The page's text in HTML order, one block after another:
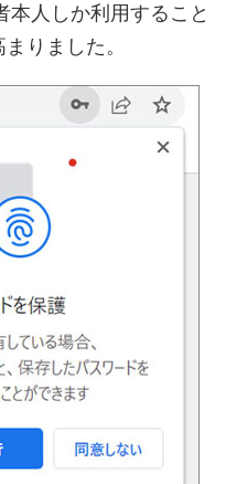
人しか利用すること
りました。